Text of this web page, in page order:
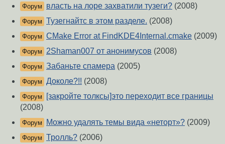
Форум власть на лоре захватили тузеги? (2008)
Форум Тузегнайтс в этом разделе. (2008)
Форум CMake Error at FindKDE4Internal.cmake (2009)
Форум 2Shaman007 от анонимусов (2008)
Форум Забаньте спамера (2005)
Форум Доколе?!! (2008)
Форум
[закройте толксы]это переходит все границы
(2008)
Форум Можно удалять темы вида «неторт»? (2009)
Форум Тролль? (2006)